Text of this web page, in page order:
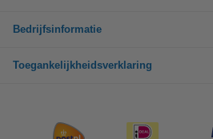
Bedrijfsinformatie
Toegankelijkheidsverklaring